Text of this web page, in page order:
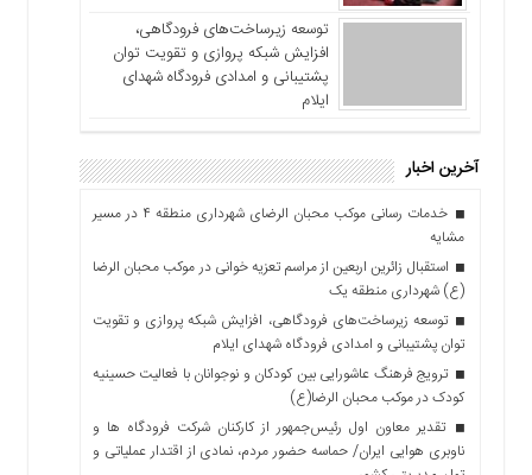
توسعه زیرساخت‌های فرودگاهی،
افزایش شبکه پروازی و تقویت توان
پشتیبانی و امدادی فرودگاه شهدای
ایلام
آخرین اخبار
خدمات رسانی موکب محبان الرضای شهرداری منطقه ۴ در مسیر
مشایه
استقبال زائرین اربعین از مراسم تعزیه خوانی در موکب محبان الرضا
(ع) شهرداری منطقه یک
توسعه زیرساخت‌های فرودگاهی، افزایش شبکه پروازی و تقویت
توان پشتیبانی و امدادی فرودگاه شهدای ایلام
ترویج فرهنگ عاشورایی بین کودکان و نوجوانان با فعالیت حسینیه
کودک در موکب محبان الرضا(ع)
تقدیر معاون اول رئیس‌جمهور از کارکنان شرکت فرودگاه ها و
ناوبری هوایی ایران/ حماسه حضور مردم، نمادی از اقتدار عملیاتی و